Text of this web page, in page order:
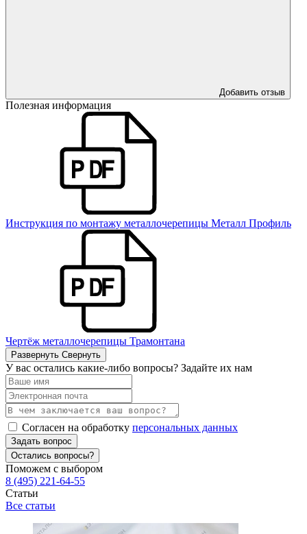
Добавить отзыв
Полезная информация
Инструкция по монтажу металлочерепицы Металл Профиль
Чертёж металлочерепицы Трамонтана
Развернуть Свернуть
У вас остались какие-либо вопросы? Задайте их нам
Согласен на обработку персональных данных
Задать вопрос
Остались вопросы?
Поможем с выбором
8 (495) 221-64-55
Статьи
Все статьи